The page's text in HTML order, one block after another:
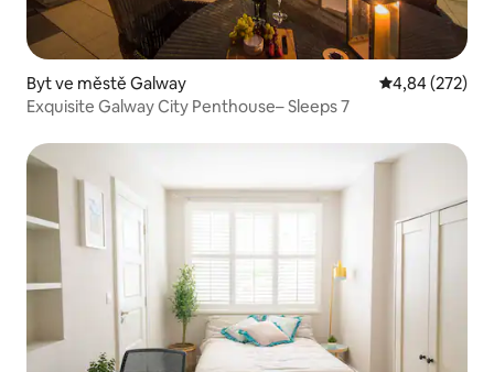
Byt ve městě Galway Průměrné
4,84 (272)
Exquisite Galway City Penthouse– Sleeps 7